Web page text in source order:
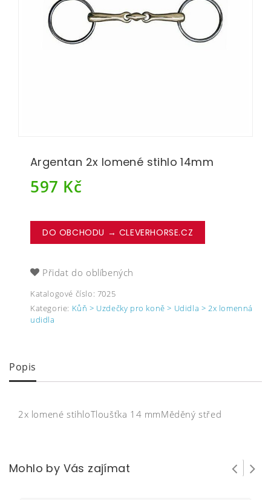
Argentan 2x lomené stihlo 14mm
597 Kč
DO OBCHODU → CLEVERHORSE.CZ
Přidat do oblíbených
Katalogové číslo: 7025
Kategorie: Kůň > Uzdečky pro koně > Udidla > 2x lomenná
udidla
Popis
2x lomené stihloTloušťka 14 mmMěděný střed
Mohlo by Vás zajímat